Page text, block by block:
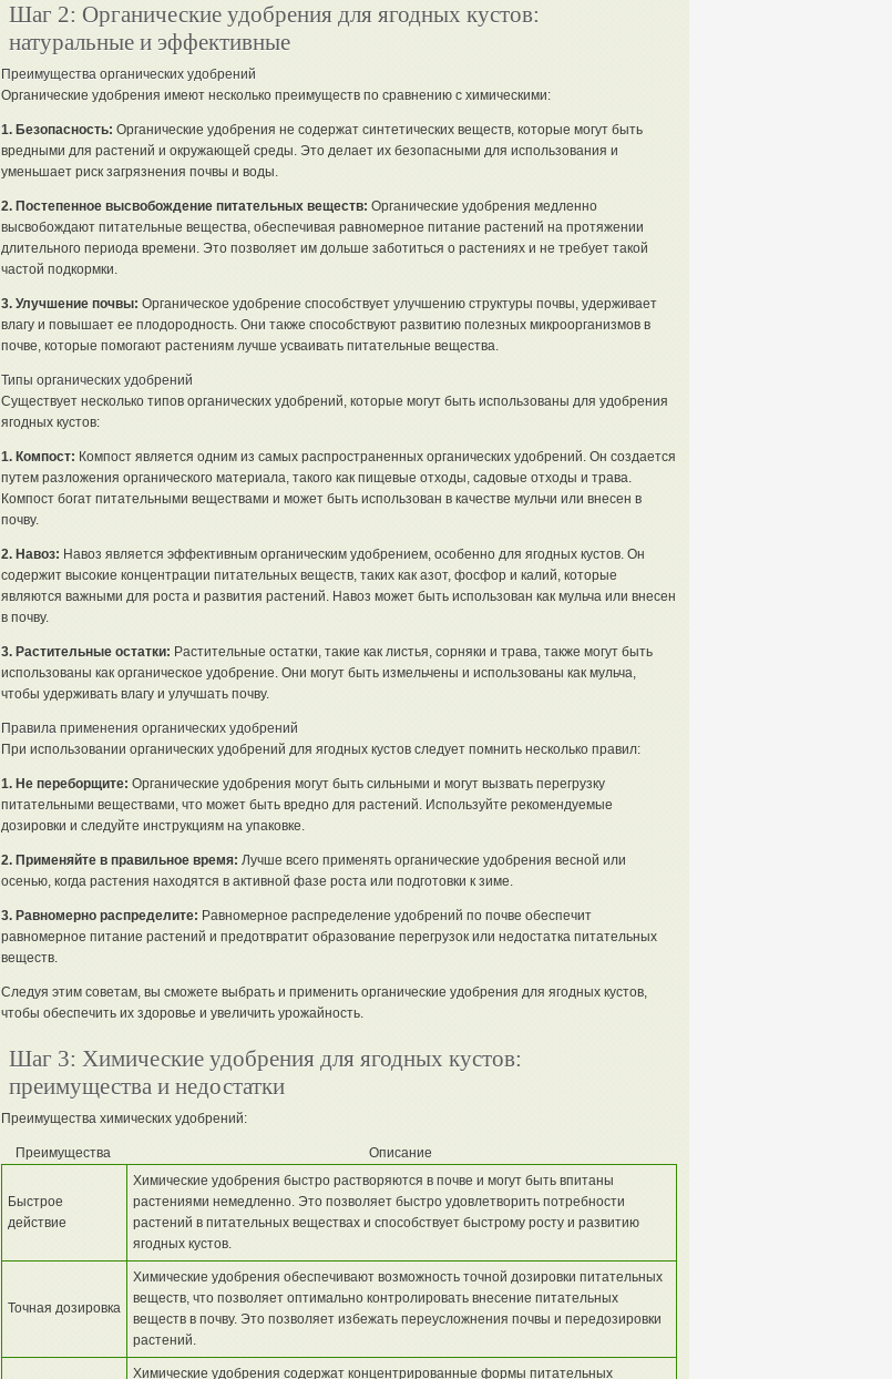
Шаг 2: Органические удобрения для ягодных кустов:
натуральные и эффективные
Преимущества органических удобрений
Органические удобрения имеют несколько преимуществ по сравнению с химическими:
1. Безопасность: Органические удобрения не содержат синтетических веществ, которые могут быть
вредными для растений и окружающей среды. Это делает их безопасными для использования и
уменьшает риск загрязнения почвы и воды.
2. Постепенное высвобождение питательных веществ: Органические удобрения медленно
высвобождают питательные вещества, обеспечивая равномерное питание растений на протяжении
длительного периода времени. Это позволяет им дольше заботиться о растениях и не требует такой
частой подкормки.
3. Улучшение почвы: Органическое удобрение способствует улучшению структуры почвы, удерживает
влагу и повышает ее плодородность. Они также способствуют развитию полезных микроорганизмов в
почве, которые помогают растениям лучше усваивать питательные вещества.
Типы органических удобрений
Существует несколько типов органических удобрений, которые могут быть использованы для удобрения
ягодных кустов:
1. Компост: Компост является одним из самых распространенных органических удобрений. Он создается
путем разложения органического материала, такого как пищевые отходы, садовые отходы и трава.
Компост богат питательными веществами и может быть использован в качестве мульчи или внесен в
почву.
2. Навоз: Навоз является эффективным органическим удобрением, особенно для ягодных кустов. Он
содержит высокие концентрации питательных веществ, таких как азот, фосфор и калий, которые
являются важными для роста и развития растений. Навоз может быть использован как мульча или внесен
в почву.
3. Растительные остатки: Растительные остатки, такие как листья, сорняки и трава, также могут быть
использованы как органическое удобрение. Они могут быть измельчены и использованы как мульча,
чтобы удерживать влагу и улучшать почву.
Правила применения органических удобрений
При использовании органических удобрений для ягодных кустов следует помнить несколько правил:
1. Не переборщите: Органические удобрения могут быть сильными и могут вызвать перегрузку
питательными веществами, что может быть вредно для растений. Используйте рекомендуемые
дозировки и следуйте инструкциям на упаковке.
2. Применяйте в правильное время: Лучше всего применять органические удобрения весной или
осенью, когда растения находятся в активной фазе роста или подготовки к зиме.
3. Равномерно распределите: Равномерное распределение удобрений по почве обеспечит
равномерное питание растений и предотвратит образование перегрузок или недостатка питательных
веществ.
Следуя этим советам, вы сможете выбрать и применить органические удобрения для ягодных кустов,
чтобы обеспечить их здоровье и увеличить урожайность.
Шаг 3: Химические удобрения для ягодных кустов:
преимущества и недостатки
Преимущества химических удобрений:
Преимущества Описание
Быстрое
действие
Химические удобрения быстро растворяются в почве и могут быть впитаны
растениями немедленно. Это позволяет быстро удовлетворить потребности
растений в питательных веществах и способствует быстрому росту и развитию
ягодных кустов.
Точная дозировка
Химические удобрения обеспечивают возможность точной дозировки питательных
веществ, что позволяет оптимально контролировать внесение питательных
веществ в почву. Это позволяет избежать переусложнения почвы и передозировки
растений.
Химические удобрения содержат концентрированные формы питательных